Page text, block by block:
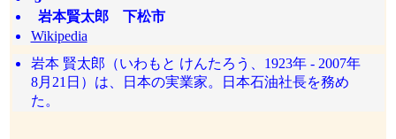
岩本賢太郎 下松市
Wikipedia
岩本 賢太郎（いわもと けんたろう、1923年 - 2007年
8月21日）は、日本の実業家。日本石油社長を務め
た。